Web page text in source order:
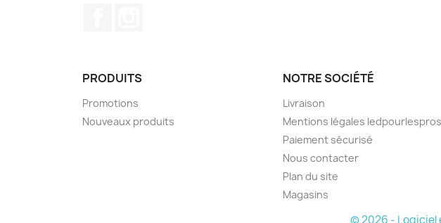
PRODUITS
Promotions
Nouveaux produits
NOTRE SOCIÉTÉ
Livraison
Mentions légales
Paiement sécurisé
Nous contacter
Plan du site
Magasins
© 2026 - Logiciel